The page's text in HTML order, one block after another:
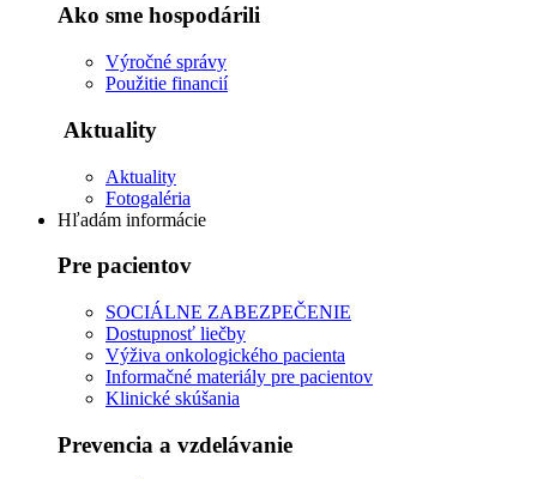
Ako sme hospodárili
Výročné správy
Použitie financií
Aktuality
Aktuality
Fotogaléria
Hľadám informácie
Pre pacientov
SOCIÁLNE ZABEZPEČENIE
Dostupnosť liečby
Výživa onkologického pacienta
Informačné materiály pre pacientov
Klinické skúšania
Prevencia a vzdelávanie